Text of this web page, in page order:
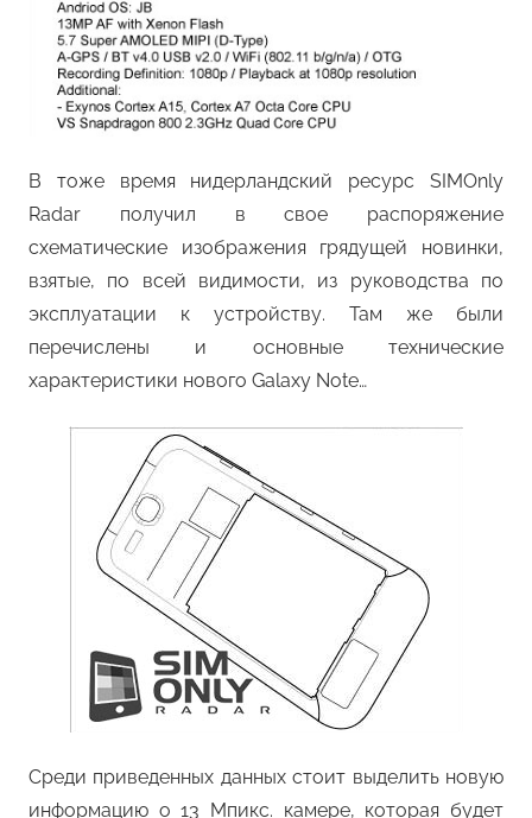
В тоже время нидерландский ресурс SIMOnly
Radar получил в свое распоряжение
схематические изображения грядущей новинки,
взятые, по всей видимости, из руководства по
эксплуатации к устройству. Там же были
перечислены и основные технические
характеристики нового Galaxy Note…
Среди приведенных данных стоит выделить новую
информацию о 13 Мпикс. камере, которая будет